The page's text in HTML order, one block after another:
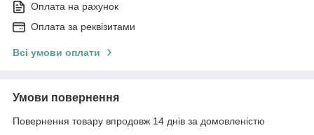
Оплата на рахунок
Оплата за реквізитами
Всі умови оплати
Умови повернення
Повернення товару впродовж 14 днів за домовленістю